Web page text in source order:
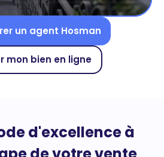
un agent Hosman
mon bien en ligne
d'excellence à